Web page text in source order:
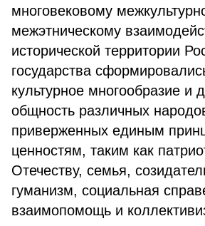
многовековому
межэтническому
исторической территории
государства
культурное многообразие и
общность различных
приверженных единым
ценностям, таким как
Отечеству, семья,
гуманизм, социальная
взаимопомощь и